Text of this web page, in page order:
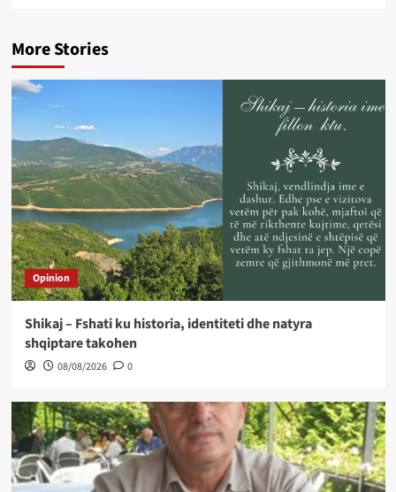
More Stories
Opinion
Shikaj – Fshati ku historia, identiteti dhe natyra
shqiptare takohen
08/08/2026 0